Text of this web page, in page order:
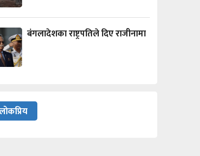
बंगलादेशका राष्ट्रपतिले दिए राजीनामा